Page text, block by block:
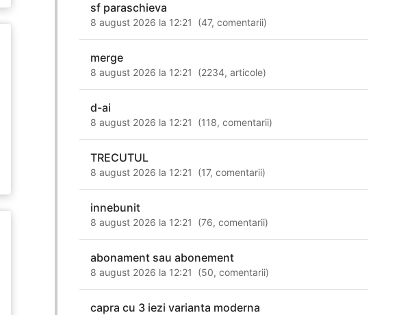
sf paraschieva
8 august 2026 la 12:21 (47,comentarii)
merge
8 august 2026 la 12:21 (2234,articole)
d-ai
8 august 2026 la 12:21 (118,comentarii)
TRECUTUL
8 august 2026 la 12:21 (17,comentarii)
innebunit
8 august 2026 la 12:21 (76,comentarii)
abonament sau abonement
8 august 2026 la 12:21 (50,comentarii)
capra cu 3 iezi varianta moderna